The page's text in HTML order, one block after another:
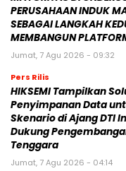
PERUSAHAAN INDUK
SEBAGAI LANGKAH
MEMBANGUN
Jumat, 7 Agu 2026 - 09:32
Pers Rilis
HIKSEMI Tampilkan
Penyimpanan Data
Skenario di Ajang DTI
Dukung
Tenggara
Jumat, 7 Agu 2026 - 04:14